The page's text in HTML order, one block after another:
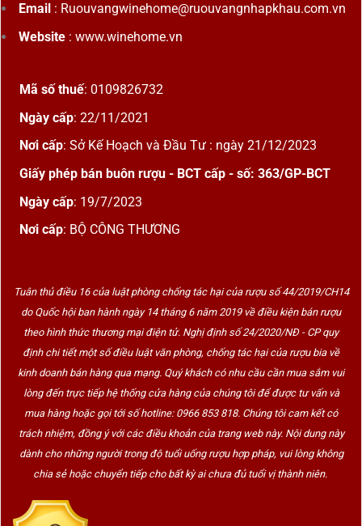
Email : Ruouvangwinehome@ruouvangnhapkhau.com.vn
Website: www.winehome.vn
Mã số thuế: 0109826732
Ngày cấp: 22/11/2021
Nơi cấp: Sở Kế Hoạch và Đầu Tư : ngày 21/12/2023
Giấy phép bán buôn rượu - BCT cấp - số: 363/GP-BCT
Ngày cấp: 19/7/2023
Nơi cấp: BỘ CÔNG THƯƠNG
Tuân thủ điều 16 của luật phòng chống tác hại của rượu số 44/2019/CH14
do Quốc hội ban hành ngày 14 tháng 6 năm 2019 về điều kiện bán rượu
theo hình thức thương mại điện tử. Nghị định số 24/2020/NĐ - CP quy
định chi tiết một số điều luật văn phòng, chống tác hại của rượu bia về
kinh doanh bán hàng qua mạng. Quý khách có nhu cầu cần mua sắm vui
lòng đến trực tiếp hệ thống cửa hàng của chúng tôi để được tư vấn và
mua hàng hoặc gọi tới số hotline: 0966 853 818. Chúng tôi cam kết có
trách nhiệm, đồng ý với các điều khoản của trang web này. Nội dung này
dành cho những người trong độ tuổi uống rượu hợp pháp, vui lòng không
chia sẻ hoặc chuyển tiếp cho bất kỳ ai chưa đủ tuổi vị thành niên.